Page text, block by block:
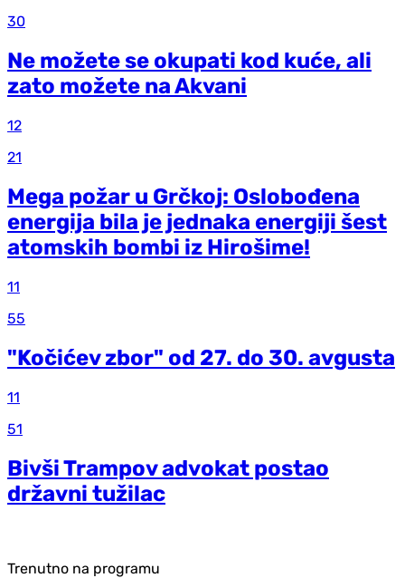
30
Ne možete se okupati kod kuće, ali
zato možete na Akvani
12
21
Mega požar u Grčkoj: Oslobođena
energija bila je jednaka energiji šest
atomskih bombi iz Hirošime!
11
55
"Kočićev zbor" od 27. do 30. avgusta
11
51
Bivši Trampov advokat postao
državni tužilac
Trenutno na programu